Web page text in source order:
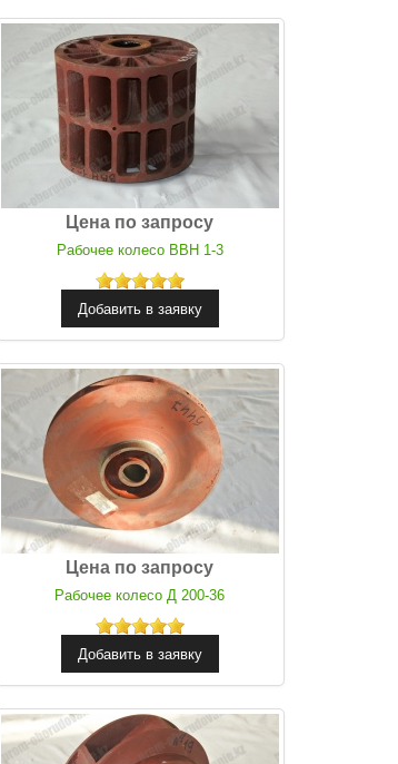
Цена по запросу
Рабочее колесо ВВН 1-3
Цена по запросу
Рабочее колесо Д 200-36